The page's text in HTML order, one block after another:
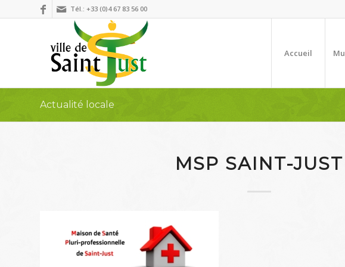
Tél.: +33 (0)4 67 83 56 00
Accueil
Actualité locale
MSP SAINT-JUST